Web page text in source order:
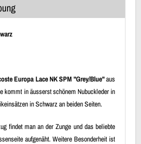
Europa Lace NK SPM "Grey/Blue"aus
kommt in äusserst schönem Nubuckleder in
in Schwarz an beiden Seiten.
findet man an der Zunge und das beliebte
aufgenäht. Weitere Besonderheit ist